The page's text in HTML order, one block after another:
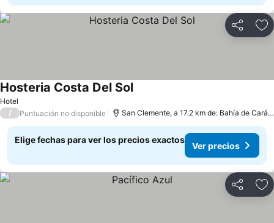
Compartir
Hotel
Hosteria Costa Del SolVer precios
/ Puntuación no disponible San Clemente, a 17.2 km de: Bahía de
Elige fechas para ver los precios exactos
Ver precios
Compartir